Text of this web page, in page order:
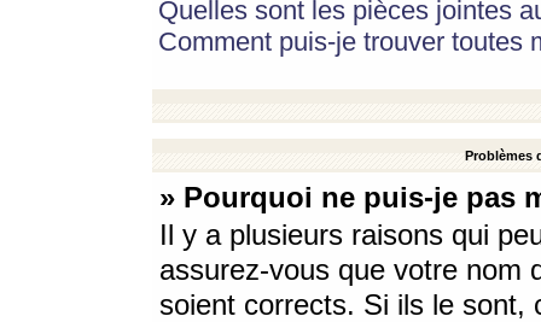
Quelles sont les pièces jointes
Comment puis-je trouver toutes
Problèmes
» Pourquoi ne puis-je pas
Il y a plusieurs raisons qui
assurez-vous que votre nom
soient corrects. Si ils le sont,